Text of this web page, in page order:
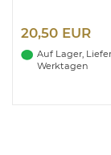
20,50 EUR
Auf Lager,
Werktagen